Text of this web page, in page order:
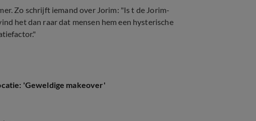
Zo schrijft iemand over Jorim: "Is t de Jorim-
het dan raar dat mensen hem een hysterische
'Geweldige makeover'